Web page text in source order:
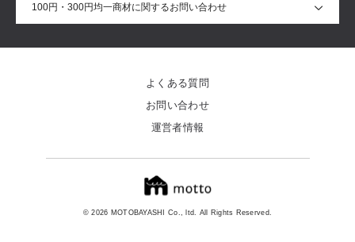
100円・300円均一商材に関するお問い合わせ
© 2026 MOTOBAYASHI Co., ltd. All Rights Reserved.
よくある質問
お問い合わせ
運営者情報